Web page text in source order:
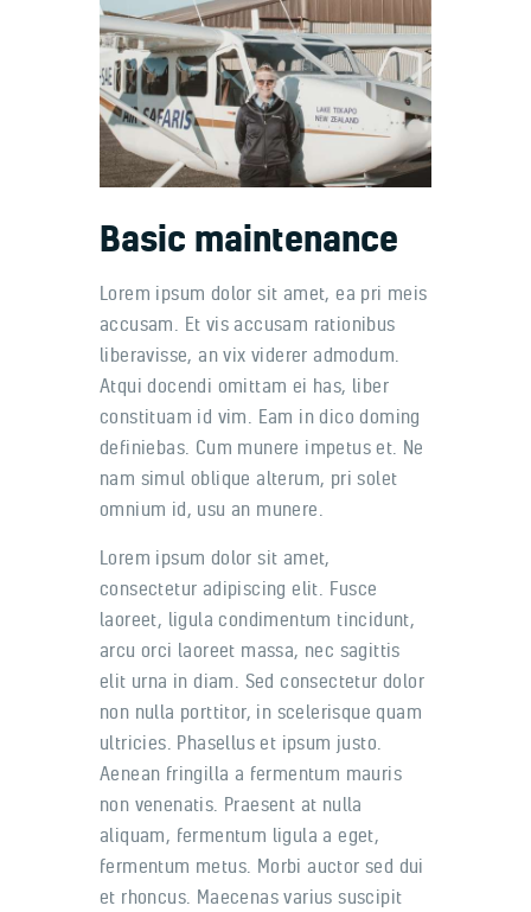
Accueil
Notre flotte
Contacts
Portfolio
Basic maintenance
Lorem ipsum dolor sit amet, ea pri meis
accusam. Et vis accusam rationibus
liberavisse, an vix viderer admodum.
Atqui docendi omittam ei has, liber
constituam id vim. Eam in dico doming
definiebas. Cum munere impetus et. Ne
nam simul oblique alterum, pri solet
omnium id, usu an munere.
Lorem ipsum dolor sit amet,
consectetur adipiscing elit. Fusce
laoreet, ligula condimentum tincidunt,
arcu orci laoreet massa, nec sagittis
elit urna in diam. Sed consectetur dolor
non nulla porttitor, in scelerisque quam
ultricies. Phasellus et ipsum justo.
Aenean fringilla a fermentum mauris
non venenatis. Praesent at nulla
aliquam, fermentum ligula a eget,
fermentum metus. Morbi auctor sed dui
et rhoncus. Maecenas varius suscipit